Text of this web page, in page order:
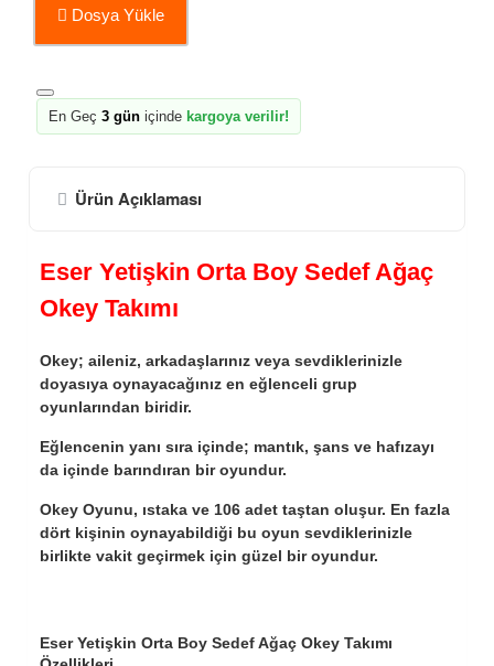
Dosya Yükle
En Geç 3 gün içinde kargoya verilir!
Ürün Açıklaması
Eser Yetişkin Orta Boy Sedef Ağaç
Okey Takımı
Okey; aileniz, arkadaşlarınız veya sevdiklerinizle
doyasıya oynayacağınız en eğlenceli grup
oyunlarından biridir.
Eğlencenin yanı sıra içinde; mantık, şans ve hafızayı
da içinde barındıran bir oyundur.
Okey Oyunu, ıstaka ve 106 adet taştan oluşur. En fazla
dört kişinin oynayabildiği bu oyun sevdiklerinizle
birlikte vakit geçirmek için güzel bir oyundur.
Eser Yetişkin Orta Boy Sedef Ağaç Okey Takımı